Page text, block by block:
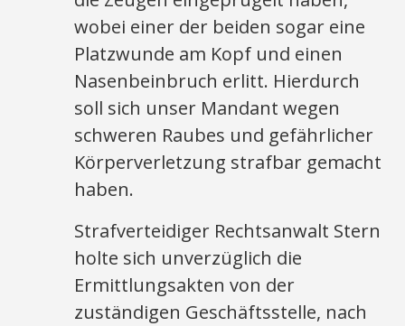
wobei einer der beiden sogar eine
Platzwunde am Kopf und einen
Nasenbeinbruch erlitt. Hierdurch
soll sich unser Mandant wegen
schweren Raubes und gefährlicher
Körperverletzung strafbar gemacht
haben.
Strafverteidiger Rechtsanwalt Stern
holte sich unverzüglich die
Ermittlungsakten von der
zuständigen Geschäftsstelle, nach